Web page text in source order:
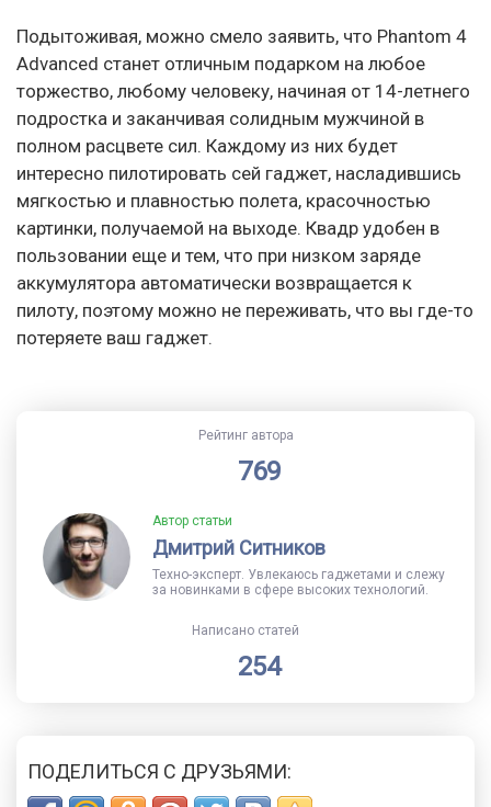
Подытоживая, можно смело заявить, что Phantom 4
Advanced станет отличным подарком на любое
торжество, любому человеку, начиная от 14-летнего
подростка и заканчивая солидным мужчиной в
полном расцвете сил. Каждому из них будет
интересно пилотировать сей гаджет, насладившись
мягкостью и плавностью полета, красочностью
картинки, получаемой на выходе. Квадр удобен в
пользовании еще и тем, что при низком заряде
аккумулятора автоматически возвращается к
пилоту, поэтому можно не переживать, что вы где-то
потеряете ваш гаджет.
Рейтинг автора
769
Автор статьи
Дмитрий Ситников
Техно-эксперт. Увлекаюсь гаджетами и слежу
за новинками в сфере высоких технологий.
Написано статей
254
ПОДЕЛИТЬСЯ С ДРУЗЬЯМИ: